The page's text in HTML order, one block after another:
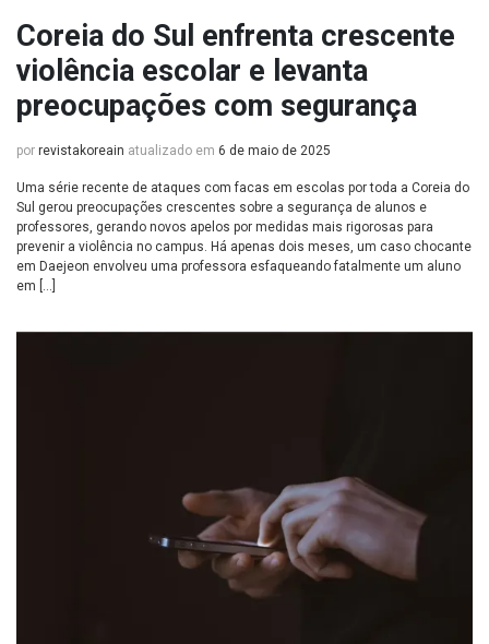
Coreia do Sul enfrenta crescente
violência escolar e levanta
preocupações com segurança
por revistakoreain atualizado em 6 de maio de 2025
Uma série recente de ataques com facas em escolas por toda a Coreia do
Sul gerou preocupações crescentes sobre a segurança de alunos e
professores, gerando novos apelos por medidas mais rigorosas para
prevenir a violência no campus. Há apenas dois meses, um caso chocante
em Daejeon envolveu uma professora esfaqueando fatalmente um aluno
em […]